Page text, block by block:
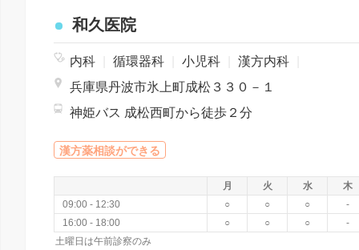
和久医院
内科 循環器科 小児科 漢方内科
兵庫県丹波市氷上町成松３３０－１
神姫バス 成松西町から徒歩２分
漢方薬相談ができる
月 火 水
木
09:00 - 12:30
○ ○ ○
-
16:00 - 18:00
○ ○ ○
-
土曜日は午前診察のみ